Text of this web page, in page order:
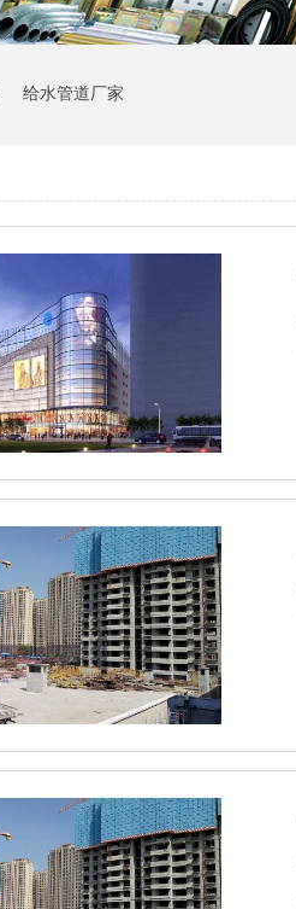
给水管道厂家